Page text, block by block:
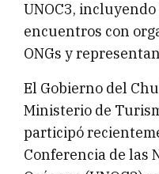
UNOC3,
encuentros con
ONGs y
El Gobierno del
Ministerio de
participó
Conferencia de las